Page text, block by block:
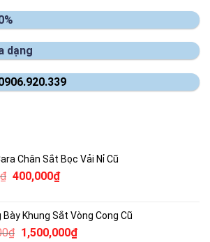
dạng
Chân Sắt Bọc Vải Nỉ Cũ
₫ Giá
680,000₫.
400,000₫Giá
là:
400,000₫.
Bày Khung Sắt Vòng Cong Cũ
₫ Giá
1,500,000₫Giá